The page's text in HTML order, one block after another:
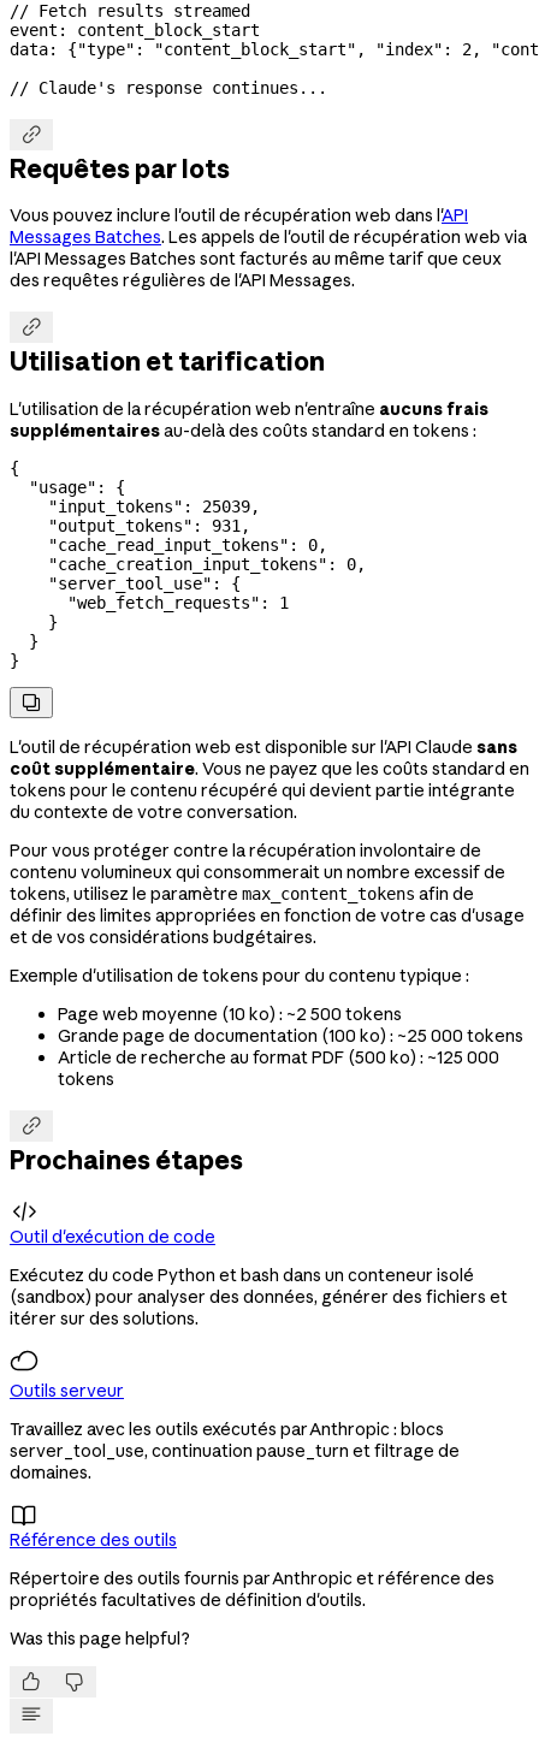
// Fetch results streamed
event: content_block_start
data: {"type" : "content_block_start" , "index" : 2,
// Claude's response continues...

Requêtes par lots
Vous pouvez inclure l'outil de récupération web dans l'API
Messages Batches. Les appels de l'outil de récupération web via
l'API Messages Batches sont facturés au même tarif que ceux
des requêtes régulières de l'API Messages.

Utilisation et tarification
L'utilisation de la récupération web n'entraîne aucuns frais
supplémentairesau-delà des coûts standard en tokens :
{
  "usage"
: {
    "input_tokens"
: 25039,
    "output_tokens"
: 931 ,
    "cache_read_input_tokens"
: 0,
    "cache_creation_input_tokens"
: 0,
    "server_tool_use"
: {
      "web_fetch_requests"
: 1
    }
  }
}

L'outil de récupération web est disponible sur l'API Claude sans
coût supplémentaire. Vous ne payez que les coûts standard en
tokens pour le contenu récupéré qui devient partie intégrante
du contexte de votre conversation.
Pour vous protéger contre la récupération involontaire de
contenu volumineux qui consommerait un nombre excessif de
tokens, utilisez le paramètre max_content_tokens afin de
définir des limites appropriées en fonction de votre cas d'usage
et de vos considérations budgétaires.
Exemple d'utilisation de tokens pour du contenu typique :
Page web moyenne (10 ko) : ~2 500 tokens
Grande page de documentation (100 ko) : ~25 000 tokens
Article de recherche au format PDF (500 ko) : ~125 000
tokens

Prochaines étapes

Outil d'exécution de code
Exécutez du code Python et bash dans un conteneur isolé
(sandbox) pour analyser des données, générer des fichiers et
itérer sur des solutions.
Outils serveur
Travaillez avec les outils exécutés par Anthropic : blocs
server_tool_use, continuation pause_turn et filtrage de
domaines.

Référence des outils
Répertoire des outils fournis par Anthropic et référence des
propriétés facultatives de définition d'outils.
Was this page helpful?
 